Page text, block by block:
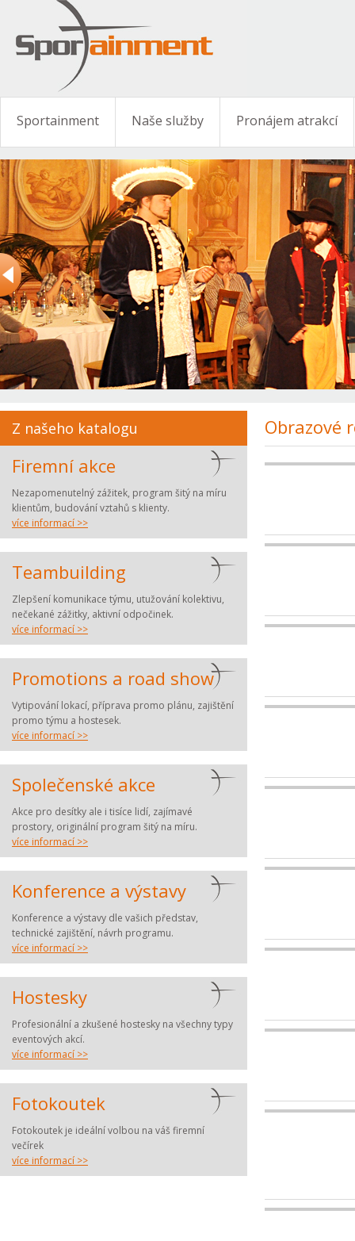
Sportainment Naše služby Pronájem atrakcí
Z našeho katalogu
Firemní akce
Nezapomenutelný zážitek, program šitý na míru
klientům, budování vztahů s klienty.
více informací >>
Teambuilding
Zlepšení komunikace týmu, utužování kolektivu,
nečekané zážitky, aktivní odpočinek.
více informací >>
Promotions a road show
Vytipování lokací, příprava promo plánu, zajištění
promo týmu a hostesek.
více informací >>
Společenské akce
Akce pro desítky ale i tisíce lidí, zajímavé
prostory, originální program šitý na míru.
více informací >>
Konference a výstavy
Konference a výstavy dle vašich představ,
technické zajištění, návrh programu.
více informací >>
Hostesky
Profesionální a zkušené hostesky na všechny typy
eventových akcí.
více informací >>
Fotokoutek
Fotokoutek je ideální volbou na váš firemní
večírek
více informací >>
Obrazové